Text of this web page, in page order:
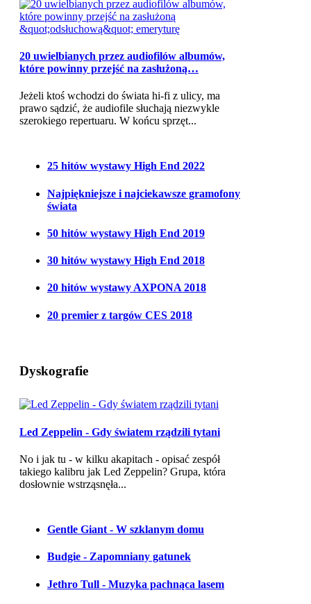
20 uwielbianych przez audiofilów albumów,
które powinny przejść na zasłużoną…
Jeżeli ktoś wchodzi do świata hi-fi z ulicy, ma
prawo sądzić, że audiofile słuchają niezwykle
szerokiego repertuaru. W końcu sprzęt...
25 hitów wystawy High End 2022
Najpiękniejsze i najciekawsze gramofony
świata
50 hitów wystawy High End 2019
30 hitów wystawy High End 2018
20 hitów wystawy AXPONA 2018
20 premier z targów CES 2018
Dyskografie
Led Zeppelin - Gdy światem rządzili tytani
No i jak tu - w kilku akapitach - opisać zespół
takiego kalibru jak Led Zeppelin? Grupa, która
dosłownie wstrząsnęła...
Gentle Giant - W szklanym domu
Budgie - Zapomniany gatunek
Jethro Tull - Muzyka pachnąca lasem